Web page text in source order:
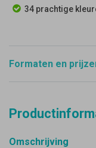
34 prachtige
Formaten en
Omschrijving